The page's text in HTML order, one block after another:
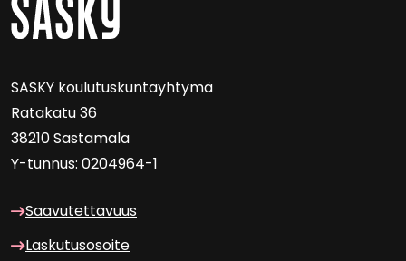
SASKY kou­lu­tus­kun­tayh­ty­mä
Ra­ta­ka­tu 36
38210 Sas­ta­ma­la
Y-​tunnus: 0204964-1
Saa­vu­tet­ta­vuus
Las­ku­tuso­soi­te